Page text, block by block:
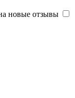
новые отзывы